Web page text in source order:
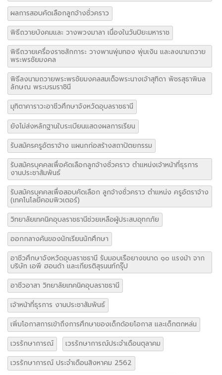
ผลการสอบคัดเลือกลูกจ้างชั่วคราว
พิธีถวายบังคมและ วางพวงมาลา เนื่องในวันปิยะมหาราช
พิธีถวายเครื่องราชสักการะ วางพานพุ่มทอง พุ่มเงิน และลงนามถวาย
พระพรชัยมงคล
พิธีลงนามถวายพระพรชัยมงคลสมเด็จพระนางเจ้าสุทิดา พัชรสุธาพิมล
ลักษณ พระบรมราชินี
มุทิตาคาราวะอาชีวศึกษาจังหวัดอุบลราชธานี
ยังไม่ส่งหลักฐานใบระเบียนแสดงผลการเรียน
รับสมัครครูอัตราจ้าง แผนกก่อสร้างสถาปัตยกรรม
รับสมัครบุคคลเพื่อคัดเลือกลูกจ้างชั่วคราว ตำแหน่งเจ้าหน้าที่ธุรการ
งานประชาสัมพันธ์
รับสมัครบุคคลเพื่อสอบคัดเลือก ลูกจ้างชั่วคราว ตำแหน่ง ครูอัตราจ้าง
(เทคโนโลยีคอมพิวเตอร์)
วิทยาลัยเทคนิคอุบลราชธานีช่วยเหลือผู้ประสบอุทกภัย
ออกกลางคันของนักเรียนนักศึกษา
อาชีวศึกษาจังหวัดอุบลราชธานี รับมอบเรือยางขนาด ๑๐ แรงม้า จาก
บริษัท เอพี ฮอนด้า และเกียรติสุรนนท์กรุ๊ป
อาชีวอาสา วิทยาลัยเทคนิคอุบลราชธานี
เจ้าหน้าที่ธุรการ งานประชาสัมพันธ์
เพิ่มโอกาสการเข้าถึงการศึกษาของเด็กด้อยโอกาส และเด็กตกหล่น
เวรรักษาการณ์
เวรรักษาการณ์ประจำเดือนตุลาคม
เวรรักษาการณ์ ประจำเดือนสิงหาคม 2562